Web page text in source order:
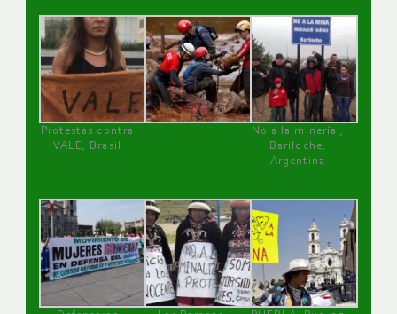
Protestas contra
VALE, Brasil
No a la minería ,
Bariloche,
Argentina